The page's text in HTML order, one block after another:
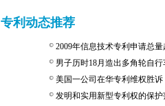
专利动态推荐
2009年信息技术专利申请总
男子历时18月造出多角轮自行
美国一公司在华专利维权胜诉
发明和实用新型专利权的保